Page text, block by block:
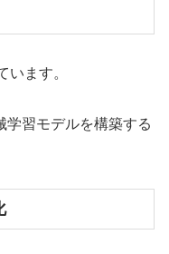
います。
学習モデルを構築する